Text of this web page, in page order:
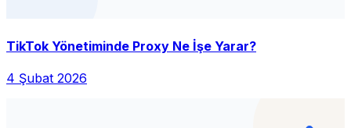
TikTok Yönetiminde Proxy Ne İşe Yarar?
4 Şubat 2026